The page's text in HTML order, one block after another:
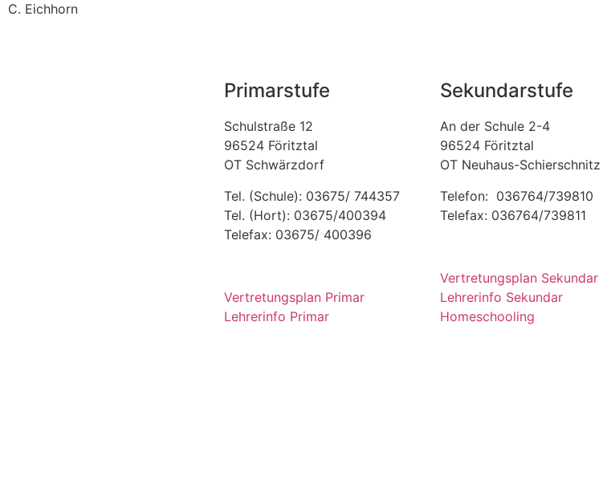
C. Eichhorn
Primarstufe
Schulstraße 12
96524 Föritztal
OT Schwärzdorf
Tel. (Schule): 03675/ 744357
Tel. (Hort): 03675/400394
Telefax: 03675/ 400396
Vertretungsplan Primar
Lehrerinfo Primar
Sekundarstufe
An der Schule 2-4
96524 Föritztal
OT Neuhaus-Schierschnitz
Telefon: 036764/739810
Telefax: 036764/739811
Vertretungsplan Sekundar
Lehrerinfo Sekundar
Homeschooling